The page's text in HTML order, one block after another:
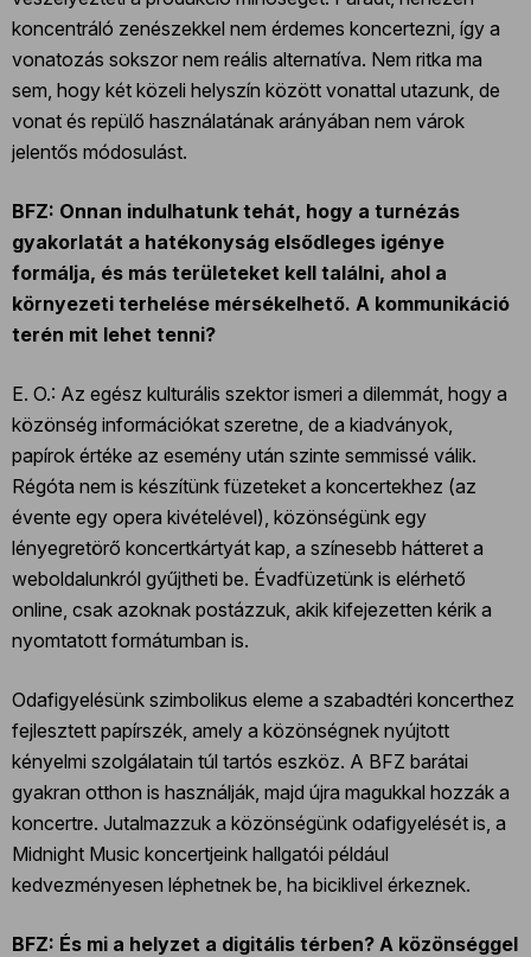
koncentráló zenészekkel nem érdemes koncertezni, így a
vonatozás sokszor nem reális alternatíva. Nem ritka ma
sem, hogy két közeli helyszín között vonattal utazunk, de
vonat és repülő használatának arányában nem várok
jelentős módosulást.
BFZ: Onnan indulhatunk tehát, hogy a turnézás
gyakorlatát a hatékonyság elsődleges igénye
formálja, és más területeket kell találni, ahol a
környezeti terhelése mérsékelhető. A kommunikáció
terén mit lehet tenni?
E. O.: Az egész kulturális szektor ismeri a dilemmát, hogy a
közönség információkat szeretne, de a kiadványok,
papírok értéke az esemény után szinte semmissé válik.
Régóta nem is készítünk füzeteket a koncertekhez (az
évente egy opera kivételével), közönségünk egy
lényegretörő koncertkártyát kap, a színesebb hátteret a
weboldalunkról gyűjtheti be. Évadfüzetünk is elérhető
online, csak azoknak postázzuk, akik kifejezetten kérik a
nyomtatott formátumban is.
Odafigyelésünk szimbolikus eleme a szabadtéri koncerthez
fejlesztett papírszék, amely a közönségnek nyújtott
kényelmi szolgálatain túl tartós eszköz. A BFZ barátai
gyakran otthon is használják, majd újra magukkal hozzák a
koncertre. Jutalmazzuk a közönségünk odafigyelését is, a
Midnight Music koncertjeink hallgatói például
kedvezményesen léphetnek be, ha biciklivel érkeznek.
BFZ: És mi a helyzet a digitális térben? A közönséggel